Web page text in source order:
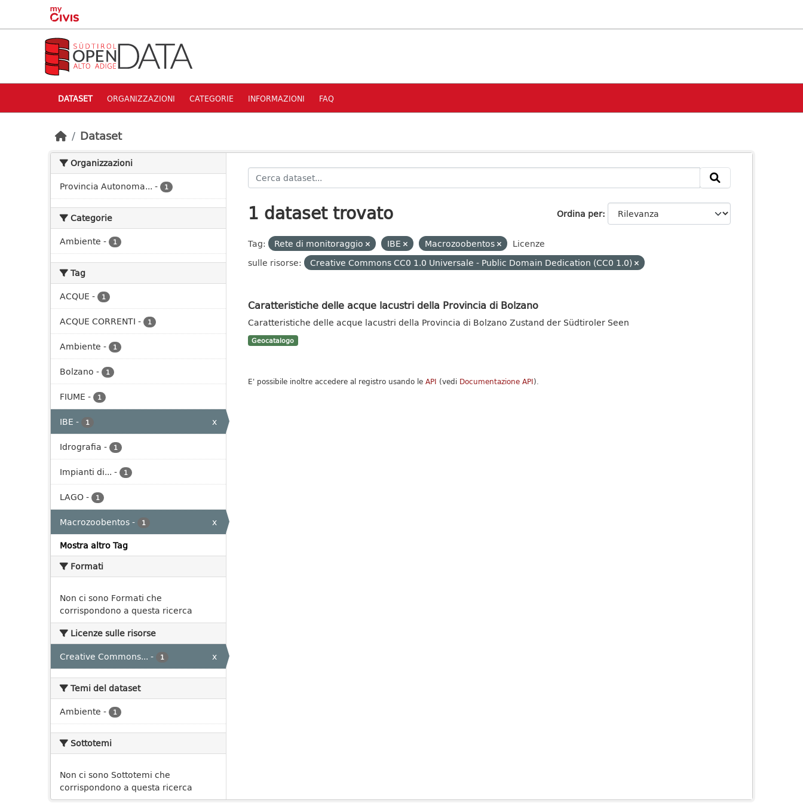
Skip to main content
DATASET ORGANIZZAZIONI CATEGORIE INFORMAZIONI FAQ
Dataset
Organizzazioni
Provincia Autonoma... - 1
Categorie
Ambiente - 1
Tag
ACQUE - 1
ACQUE CORRENTI - 1
Ambiente - 1
Bolzano - 1
FIUME - 1
IBE - 1
x
Idrografia - 1
Impianti di... - 1
LAGO- 1
Macrozoobentos- 1
x
Mostra altro Tag
Formati
Non ci sono Formati che
corrispondono a questa ricerca
Licenze sulle risorse
Creative Commons... - 1 x
Temi del dataset
Ambiente - 1
Sottotemi
Non ci sono Sottotemi che
corrispondono a questa ricerca
Ordina per
1 dataset trovato
Tag: Rete di monitoraggio IBE Macrozoobentos
Licenze
sulle risorse:
Creative Commons CC0 1.0 Universale - Public Domain Dedication (CC0 1.0)
Caratteristiche delle acque lacustri della Provincia di Bolzano
Caratteristiche delle acque lacustri della Provincia di Bolzano Zustand der Südtiroler Seen
Geocatalogo
E' possibile inoltre accedere al registro usando le API (vedi Documentazione API).